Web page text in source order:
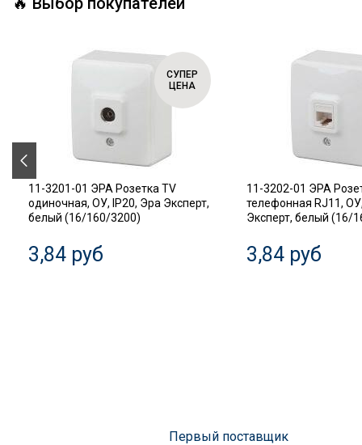
СУПЕР
ЦЕНА
11-3201-01 ЭРА Розетка TV
одиночная, ОУ, IP20, Эра Эксперт,
белый (16/160/3200)
3,84 руб
11-3202-01 ЭРА
телефонная RJ11,
Эксперт, белый (16/
3,84 руб
Первый поставщик